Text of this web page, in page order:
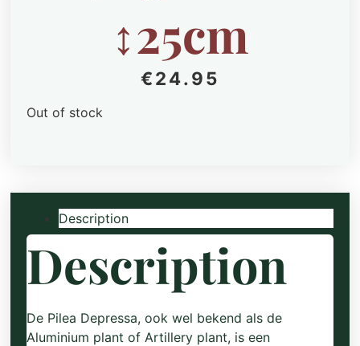
↕25cm
€24.95
Out of stock
Description
Description
De Pilea Depressa, ook wel bekend als de
Aluminium plant of Artillery plant, is een